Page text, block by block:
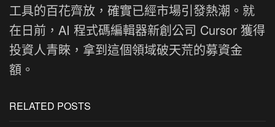
工具的百花齊放，確實已經市場引發熱潮。就
在日前，AI 程式碼編輯器新創公司 Cursor 獲得
投資人青睞，拿到這個領域破天荒的募資金
額。
RELATED POSTS